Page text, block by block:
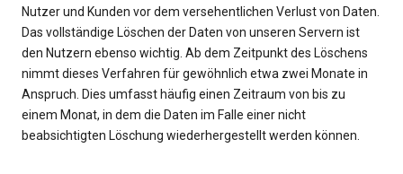
Nutzer und Kunden vor dem versehentlichen Verlust von Daten.
Das vollständige Löschen der Daten von unseren Servern ist
den Nutzern ebenso wichtig. Ab dem Zeitpunkt des Löschens
nimmt dieses Verfahren für gewöhnlich etwa zwei Monate in
Anspruch. Dies umfasst häufig einen Zeitraum von bis zu
einem Monat, in dem die Daten im Falle einer nicht
beabsichtigten Löschung wiederhergestellt werden können.